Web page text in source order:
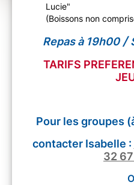
Lucie"
(Boissons non
Repas à 19h00/
TARIFS
Pour les groupes
contacter Isabelle :
32